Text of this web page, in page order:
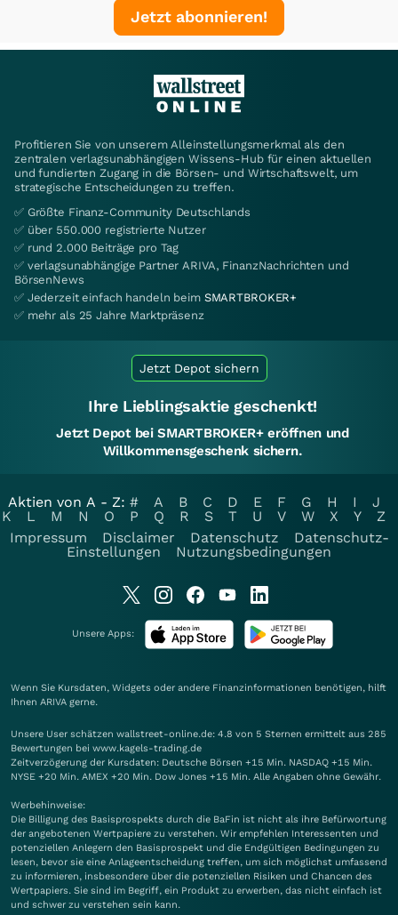
Jetzt abonnieren!
Profitieren Sie von unserem Alleinstellungsmerkmal als den
zentralen verlagsunabhängigen Wissens-Hub für einen aktuellen
und fundierten Zugang in die Börsen- und Wirtschaftswelt, um
strategische Entscheidungen zu treffen.
✅ Größte Finanz-Community Deutschlands
✅ über 550.000 registrierte Nutzer
✅ rund 2.000 Beiträge pro Tag
✅ verlagsunabhängige Partner ARIVA, FinanzNachrichten und
BörsenNews
✅ Jederzeit einfach handeln beim SMARTBROKER+
✅ mehr als 25 Jahre Marktpräsenz
Jetzt Depot sichern
Ihre Lieblingsaktie geschenkt!
Jetzt Depot bei SMARTBROKER+ eröffnen und
Willkommensgeschenk sichern.
Aktien von A - Z: # A B C D E F G H I
J
K
L M N O P Q R S T U V W X Y
Z
Impressum
Disclaimer Datenschutz
Datenschutz-
Einstellungen
Nutzungsbedingungen
Unsere Apps:
Wenn Sie Kursdaten, Widgets oder andere Finanzinformationen benötigen, hilft
Ihnen ARIVA gerne.
Unsere User schätzen wallstreet-online.de: 4.8 von 5 Sternen ermittelt aus 285
Bewertungen bei www.kagels-trading.de
Zeitverzögerung der Kursdaten: Deutsche Börsen +15 Min. NASDAQ +15 Min.
NYSE +20 Min. AMEX +20 Min. Dow Jones +15 Min. Alle Angaben ohne Gewähr.
Werbehinweise:
Die Billigung des Basisprospekts durch die BaFin ist nicht als ihre Befürwortung
der angebotenen Wertpapiere zu verstehen. Wir empfehlen Interessenten und
potenziellen Anlegern den Basisprospekt und die Endgültigen Bedingungen zu
lesen, bevor sie eine Anlageentscheidung treffen, um sich möglichst umfassend
zu informieren, insbesondere über die potenziellen Risiken und Chancen des
Wertpapiers. Sie sind im Begriff, ein Produkt zu erwerben, das nicht einfach ist
und schwer zu verstehen sein kann.